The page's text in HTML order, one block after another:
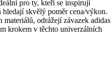
pro ty, kteří se inspirují
skvělý poměr cena/výkon.
odrážejí závazek adidas
krokem v těchto univerzálních